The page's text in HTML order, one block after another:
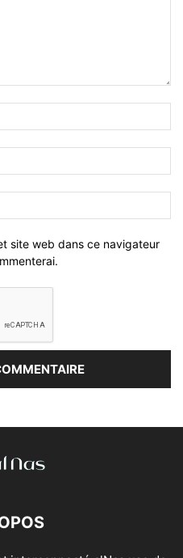
site web dans ce navigateur